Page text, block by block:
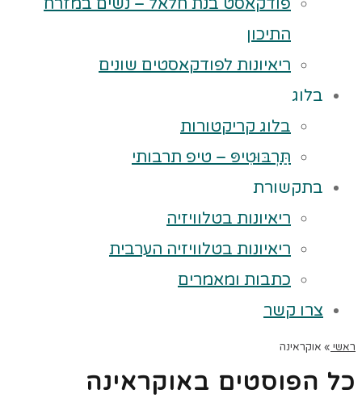
פודקאסט בנת חלאל – נשים במזרח
התיכון
ריאיונות לפודקאסטים שונים
בלוג
בלוג קריקטורות
תַּרְבּוּטִיפּ – טיפ תרבותי
בתקשורת
ריאיונות בטלוויזיה
ריאיונות בטלוויזיה הערבית
כתבות ומאמרים
צרו קשר
ראשי » אוקראינה
כל הפוסטים באוקראינה